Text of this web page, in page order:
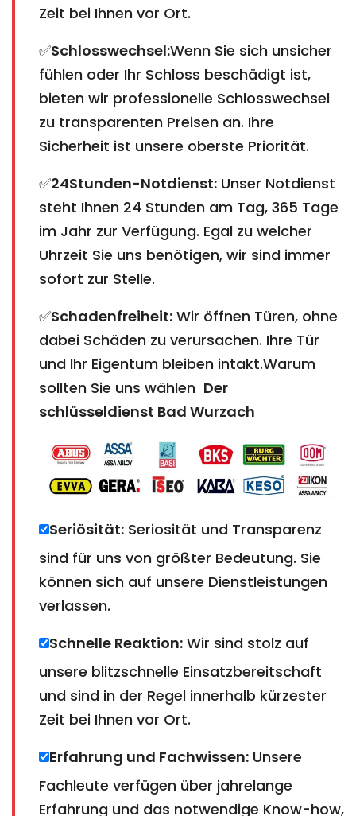
Zeit bei Ihnen vor Ort.
✅Schlosswechsel:Wenn Sie sich unsicher
fühlen oder Ihr Schloss beschädigt ist,
bieten wir professionelle Schlosswechsel
zu transparenten Preisen an. Ihre
Sicherheit ist unsere oberste Priorität.
✅24Stunden-Notdienst: Unser Notdienst
steht Ihnen 24 Stunden am Tag, 365 Tage
im Jahr zur Verfügung. Egal zu welcher
Uhrzeit Sie uns benötigen, wir sind immer
sofort zur Stelle.
✅Schadenfreiheit: Wir öffnen Türen, ohne
dabei Schäden zu verursachen. Ihre Tür
und Ihr Eigentum bleiben intakt.Warum
sollten Sie uns wählen Der
schlüsseldienst Bad Wurzach
Seriösität: Seriosität und Transparenz
sind für uns von größter Bedeutung. Sie
können sich auf unsere Dienstleistungen
verlassen.
Schnelle Reaktion: Wir sind stolz auf
unsere blitzschnelle Einsatzbereitschaft
und sind in der Regel innerhalb kürzester
Zeit bei Ihnen vor Ort.
Erfahrung und Fachwissen: Unsere
Fachleute verfügen über jahrelange
Erfahrung und das notwendige Know-how,